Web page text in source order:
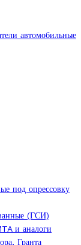
автомобильные
под опрессовку
(ГСИ)
и аналоги
Гранта